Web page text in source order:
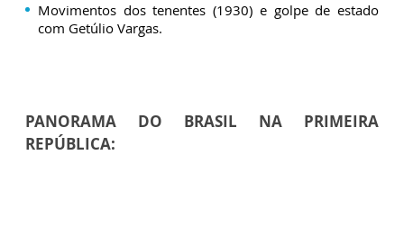
Movimentos dos tenentes (1930) e golpe de estado
com Getúlio Vargas.
PANORAMA DO BRASIL NA PRIMEIRA
REPÚBLICA: